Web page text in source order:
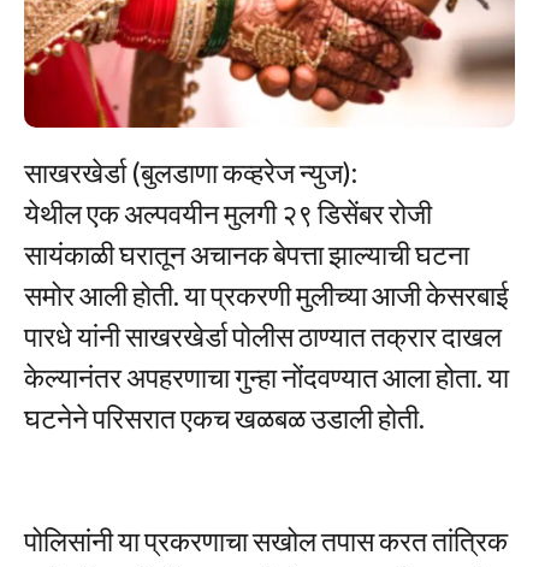
साखरखेर्डा (बुलडाणा कव्हरेज न्युज):
येथील एक अल्पवयीन मुलगी २९ डिसेंबर रोजी
सायंकाळी घरातून अचानक बेपत्ता झाल्याची घटना
समोर आली होती. या प्रकरणी मुलीच्या आजी केसरबाई
पारधे यांनी साखरखेर्डा पोलीस ठाण्यात तक्रार दाखल
केल्यानंतर अपहरणाचा गुन्हा नोंदवण्यात आला होता. या
घटनेने परिसरात एकच खळबळ उडाली होती.
पोलिसांनी या प्रकरणाचा सखोल तपास करत तांत्रिक